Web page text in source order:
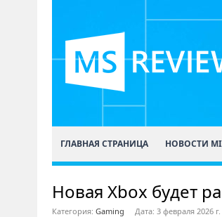
ГЛАВНАЯ СТРАНИЦА НОВОСТИ
Новая Xbox будет
Категория: Gaming Дата: 3 февраля 2026